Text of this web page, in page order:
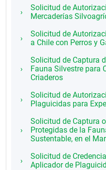
Solicitud de
Mercaderías
Solicitud de
a Chile con Perros y
Solicitud de Captura
Fauna Silvestre para
Criaderos
Solicitud de
Plaguicidas para
Solicitud de Captura
Protegidas de la
Sustentable, en el
Solicitud de
Aplicador de